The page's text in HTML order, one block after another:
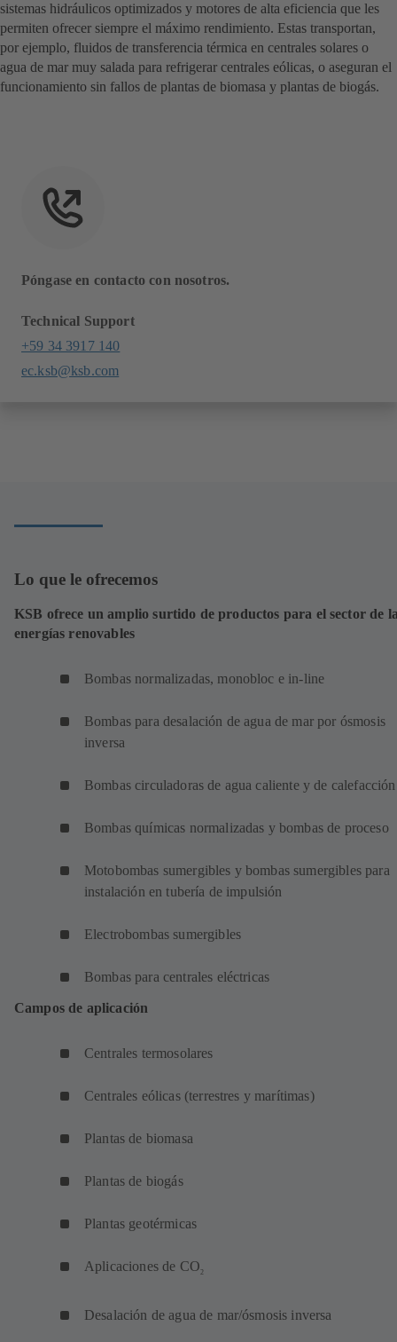
sistemas hidráulicos optimizados y motores de alta eficiencia que les
permiten ofrecer siempre el máximo rendimiento. Estas transportan,
por ejemplo, fluidos de transferencia térmica en centrales solares o
agua de mar muy salada para refrigerar centrales eólicas, o aseguran el
funcionamiento sin fallos de plantas de biomasa y plantas de biogás.
Póngase en contacto con nosotros.
Technical Support
+59 34 3917 140
ec.ksb@ksb.com
Lo que le ofrecemos
KSB ofrece un amplio surtido de productos para el sector de
energías renovables
Bombas normalizadas, monobloc e in-line
Bombas para desalación de agua de mar por ósmosis
inversa
Bombas circuladoras de agua caliente y de calefacción
Bombas químicas normalizadas y bombas de proceso
Motobombas sumergibles y bombas sumergibles para
instalación en tubería de impulsión
Electrobombas sumergibles
Bombas para centrales eléctricas
Campos de aplicación
Centrales termosolares
Centrales eólicas (terrestres y marítimas)
Plantas de biomasa
Plantas de biogás
Plantas geotérmicas
Aplicaciones de CO2
Desalación de agua de mar/ósmosis inversa